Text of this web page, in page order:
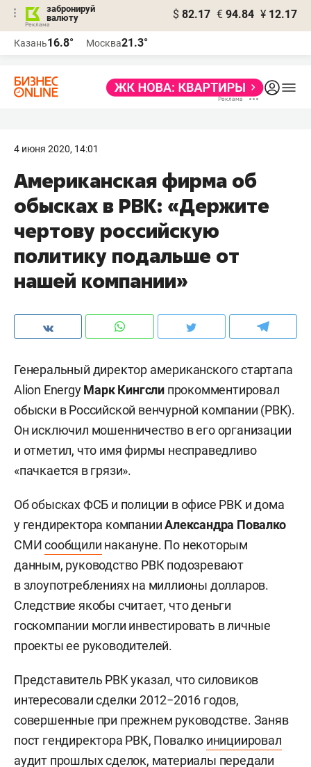
забронируй
валюту
$ 82.17 € 94.84 ¥ 12.17
Казань16.8° Москва21.3°
4 июня 2020, 14:01
Американская фирма об
обысках в РВК: «Держите
чертову российскую
политику подальше от
нашей компании»
Генеральный директор американского стартапа
Alion EnergyМарк Кингсли прокомментировал
обыски в Российской венчурной компании (РВК).
Он исключил мошенничество в его организации
и отметил, что имя фирмы несправедливо
«пачкается в грязи».
Об обысках ФСБ и полиции в офисе РВК и дома
у гендиректора компанииАлександра Повалко
СМИсообщили накануне. По некоторым
данным, руководство РВК подозревают
в злоупотреблениях на миллионы долларов.
Следствие якобы считает, что деньги
госкомпании могли инвестировать в личные
проекты ее руководителей.
Представитель РВК указал, что силовиков
интересовали сделки 2012−2016 годов,
совершенные при прежнем руководстве. Заняв
пост гендиректора РВК, Повалко инициировал
аудит прошлых сделок, материалы передали